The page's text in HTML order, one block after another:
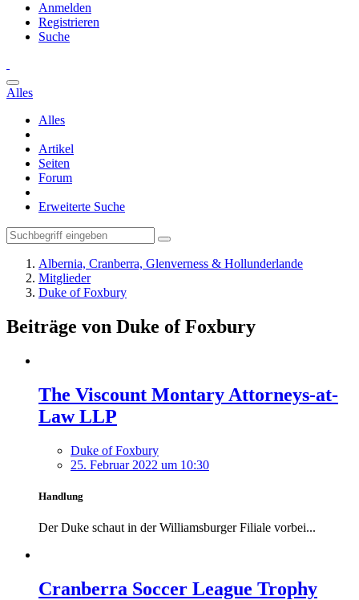
Anmelden
Registrieren
Suche
Alles
Alles
Artikel
Seiten
Forum
Erweiterte Suche
Albernia, Cranberra, Glenverness & Hollunderlande
Mitglieder
Duke of Foxbury
Beiträge von Duke of Foxbury
The Viscount Montary Attorneys-at-
Law LLP
Duke of Foxbury
25. Februar 2022 um 10:30
Handlung
Der Duke schaut in der Williamsburger Filiale vorbei...
Cranberra Soccer League Trophy